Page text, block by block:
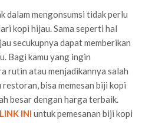
dalam mengonsumsi tidak perlu
kopi hijau. Sama seperti hal
secukupnya dapat memberikan
Bagi kamu yang ingin
rutin atau menjadikannya salah
bisa memesan biji kopi
besar dengan harga terbaik.
LINK INI untuk pemesanan biji kopi